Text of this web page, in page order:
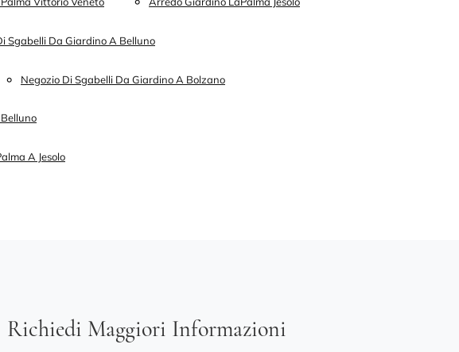
Sgabelli Da Giardino A Belluno
Negozio Di Sgabelli Da Giardino A Bolzano
A Jesolo
Richiedi Maggiori Informazioni